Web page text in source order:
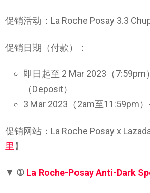
促销活动：La Roche Posay 3.3
促销日期（付款）：
即日起至 2 Mar 2023（7:59pm
（Deposit）
3 Mar 2023（2am至11:59pm
促销网站：La Roche Posay x
里】
▼ ① La Roche-Posay Anti-Dark